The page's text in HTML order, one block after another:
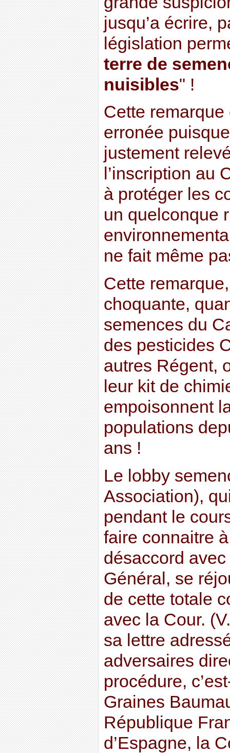
jusqu’a écrire,
législation
terre de
nuisibles" !
Cette
erronée
justement
l’inscription au
à protéger les
un quelconque
ne fait même
Cette
choquante,
semences du
des pesticides
autres Régent,
leur kit de
empoisonnent
populations
ans !
Le lobby
Association),
pendant le
faire connaitre
désaccord avec
Général, se
de cette totale
avec la Cour.
sa lettre
adversaires
procédure,
Graines
République
d’Espagne, la